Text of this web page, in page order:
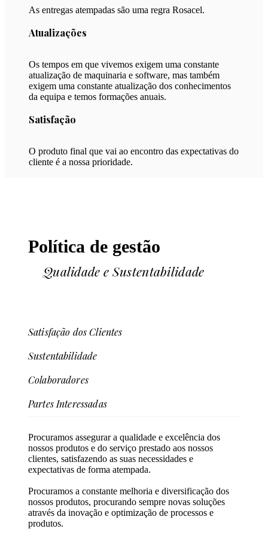
As entregas atempadas são uma regra Rosacel.
Atualizações
Os tempos em que vivemos exigem uma constante
atualização de maquinaria e software, mas também
exigem uma constante atualização dos conhecimentos
da equipa e temos formações anuais.
Satisfação
O produto final que vai ao encontro das expectativas do
cliente é a nossa prioridade.
Política de gestão
Qualidade e Sustentabilidade
Satisfação dos Clientes
Sustentabilidade
Colaboradores
Partes Interessadas
Procuramos assegurar a qualidade e excelência dos
nossos produtos e do serviço prestado aos nossos
clientes, satisfazendo as suas necessidades e
expectativas de forma atempada.
Procuramos a constante melhoria e diversificação dos
nossos produtos, procurando sempre novas soluções
através da inovação e optimização de processos e
produtos.